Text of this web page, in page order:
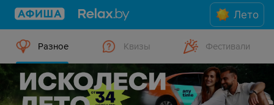
Лето
Разное Квизы Фестивали